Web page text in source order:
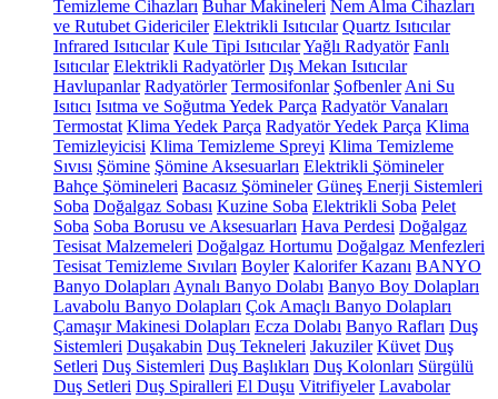
Temizleme Cihazları Buhar Makineleri Nem Alma Cihazları
ve Rutubet Gidericiler Elektrikli Isıtıcılar Quartz Isıtıcılar
Infrared Isıtıcılar Kule Tipi IsıtıcılarYağlı Radyatör Fanlı
Isıtıcılar Elektrikli Radyatörler Dış Mekan Isıtıcılar
Havlupanlar Radyatörler Termosifonlar Şofbenler Ani Su
Isıtıcı Isıtma ve Soğutma Yedek Parça Radyatör Vanaları
Termostat Klima Yedek Parça Radyatör Yedek Parça Klima
Temizleyicisi Klima Temizleme Spreyi Klima Temizleme
Sıvısı Şömine Şömine Aksesuarları Elektrikli Şömineler
Bahçe Şömineleri Bacasız Şömineler Güneş Enerji Sistemleri
Soba Doğalgaz Sobası Kuzine Soba Elektrikli Soba Pelet
Soba Soba Borusu ve Aksesuarları Hava Perdesi Doğalgaz
Tesisat Malzemeleri Doğalgaz Hortumu Doğalgaz Menfezleri
Tesisat Temizleme Sıvıları Boyler Kalorifer Kazanı BANYO
Banyo Dolapları Aynalı Banyo Dolabı Banyo Boy Dolapları
Lavabolu Banyo Dolapları Çok Amaçlı Banyo Dolapları
Çamaşır Makinesi Dolapları Ecza Dolabı Banyo Rafları Duş
Sistemleri Duşakabin Duş Tekneleri Jakuziler Küvet Duş
Setleri Duş Sistemleri Duş Başlıkları Duş Kolonları Sürgülü
Duş Setleri Duş Spiralleri El Duşu Vitrifiyeler Lavabolar